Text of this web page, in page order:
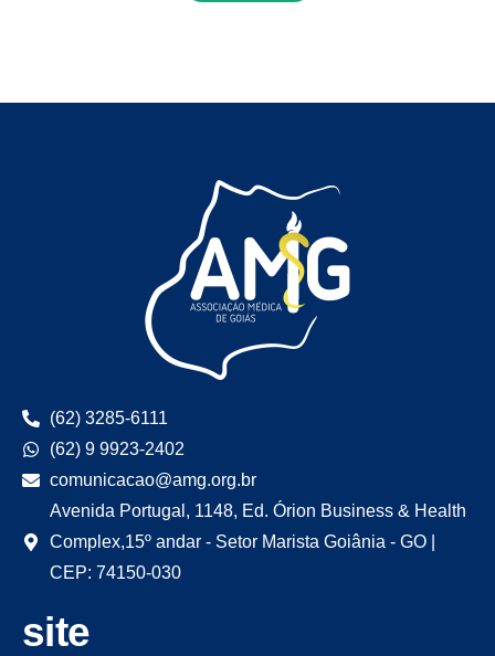
(62) 3285-6111
(62) 9 9923-2402
comunicacao@amg.org.br
Avenida Portugal, 1148, Ed. Órion Business & Health
Complex,15º andar - Setor Marista Goiânia - GO |
CEP: 74150-030
site